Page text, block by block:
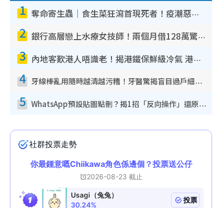
1 奪命寄生蟲｜食生菜狂瀉首現死者！疫潮惡化錄1.8萬宗病例 揭洗菜3大謬誤
2 銀行高層戀上水療女技師！兩個月借128萬驚覺「沉船」沉落火海 揭背後疑似邪教操控賣淫
3 內地客歎港人唔識老！揭港鐵保鮮級冷氣 港人求放過：咪投訴
4 牙線棒亂用隨時越清越污糟！牙醫驚揭盲目過戶細菌恐致蛀牙：呢種先係日常真保養
5 WhatsApp預設貼圖點刪？揭1招「反向操作」還原簡潔介面 附3步實測教學